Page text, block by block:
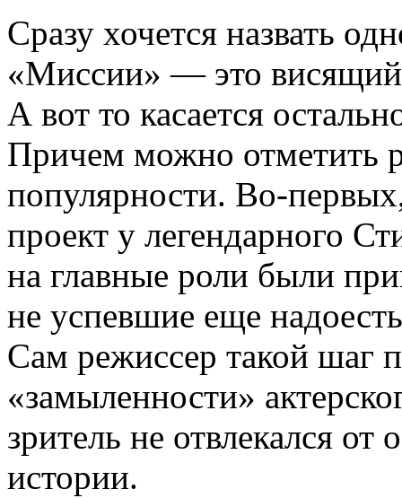
Сразу хочется назвать
«Миссии» — это висящий
А вот то касается
Причем можно отметить
популярности. Во-
проект у легендарного
на главные роли были
не успевшие еще
Сам режиссер такой шаг
«замыленности»
зритель не отвлекался от
истории.